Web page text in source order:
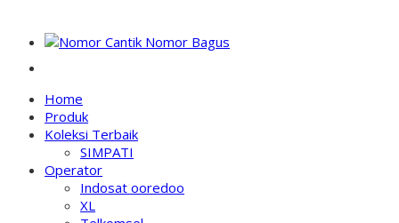
Home
Produk
Koleksi Terbaik
SIMPATI
Operator
Indosat ooredoo
XL